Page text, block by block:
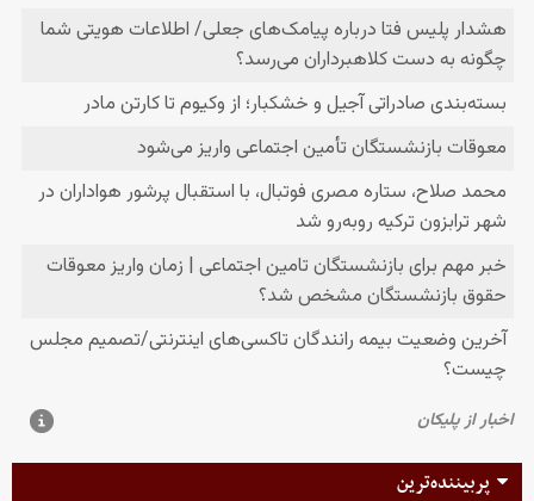
پربیننده‌ترین